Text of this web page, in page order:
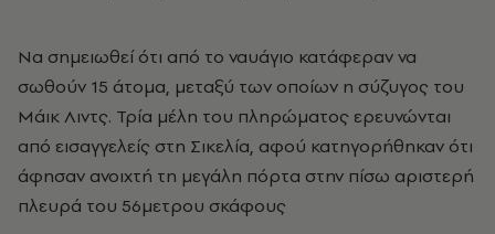
Να σημειωθεί ότι από το ναυάγιο κατάφεραν να
σωθούν 15 άτομα, μεταξύ των οποίων η σύζυγος του
Μάικ Λιντς. Τρία μέλη του πληρώματος ερευνώνται
από εισαγγελείς στη Σικελία, αφού κατηγορήθηκαν ότι
άφησαν ανοιχτή τη μεγάλη πόρτα στην πίσω αριστερή
πλευρά του 56μετρου σκάφους